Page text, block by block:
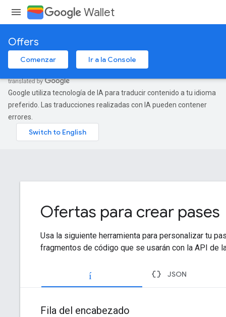
Wallet
Offers
Comenzar Ir a la Console
Google utiliza tecnología de IA para traducir contenido a tu idioma
preferido. Las traducciones realizadas con IA pueden contener
errores.